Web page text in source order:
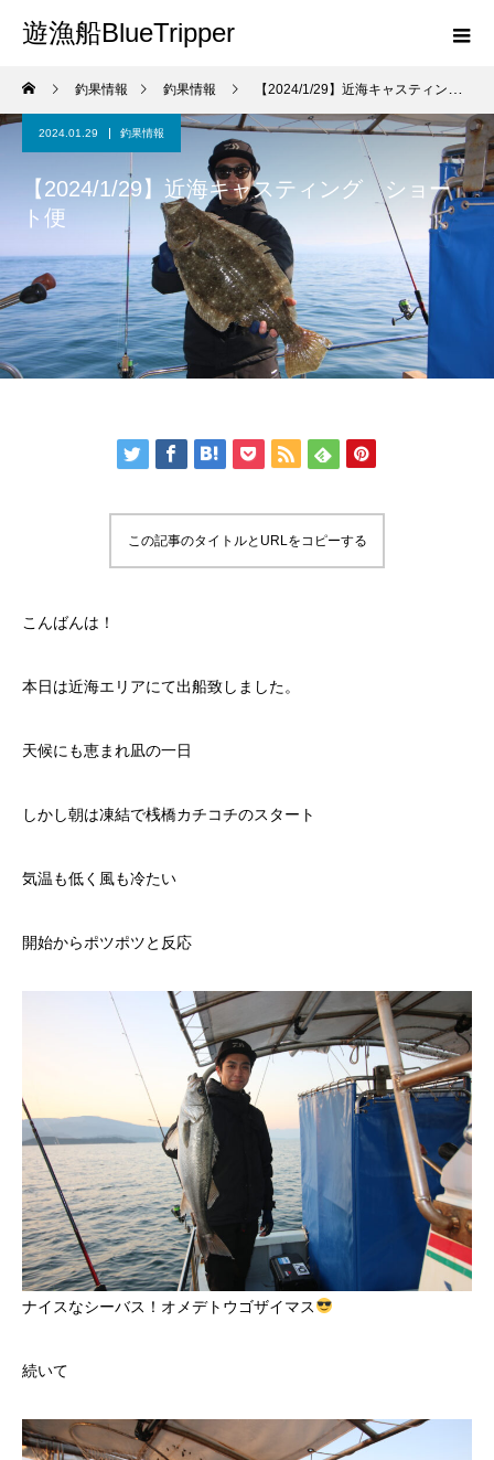
遊漁船BlueTripper
釣果情報 釣果情報 【2024/1/29】近海キャスティング ショート便
2024.01.29 釣果情報
【2024/1/29】近海キャスティング ショー
ト便
この記事のタイトルとURLをコピーする
こんばんは！
本日は近海エリアにて出船致しました。
天候にも恵まれ凪の一日
しかし朝は凍結で桟橋カチコチのスタート
気温も低く風も冷たい
開始からポツポツと反応
ナイスなシーバス！オメデトウゴザイマス
続いて